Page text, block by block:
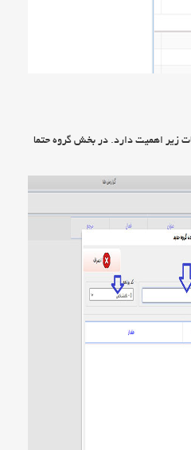
زیر اهمیت دارد. در بخش گروه حتما